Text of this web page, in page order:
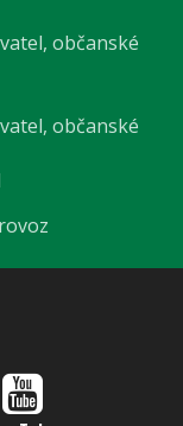
občanské
občanské